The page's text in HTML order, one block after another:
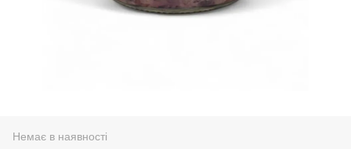
Немає в наявності